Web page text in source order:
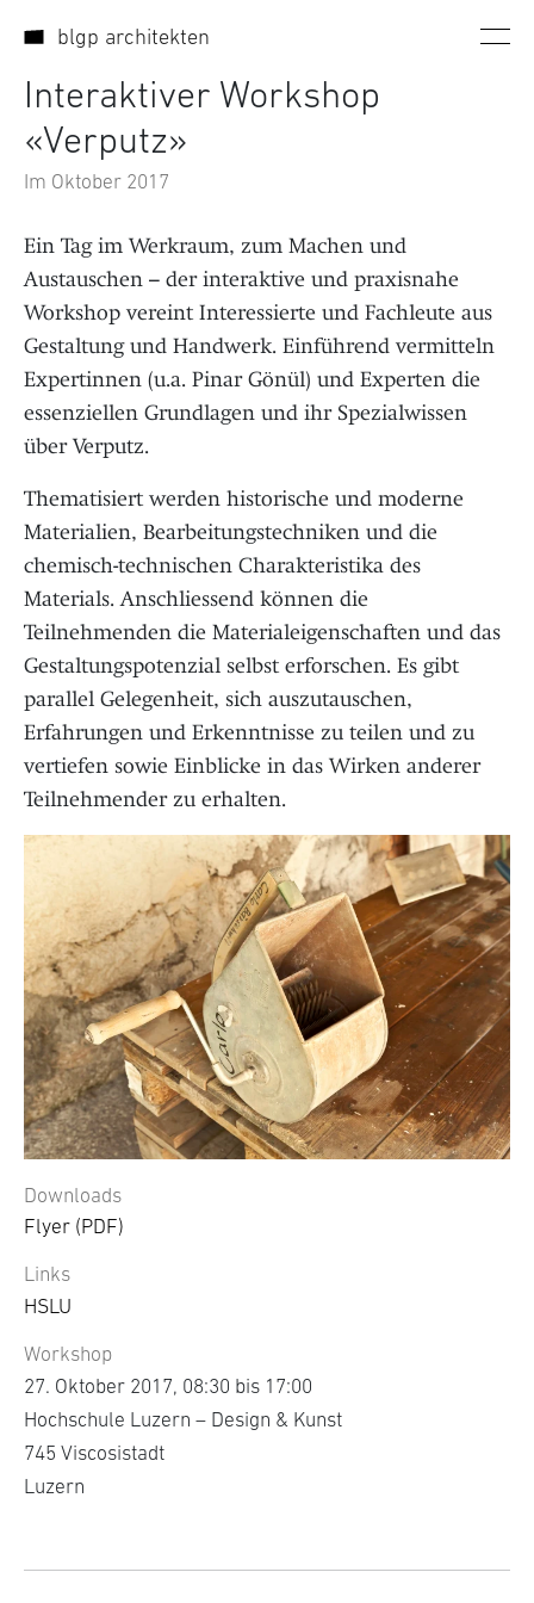
blgp architekten
Interaktiver Workshop
«Verputz»
Im Oktober 2017
Ein Tag im Werkraum, zum Machen und
Austauschen – der interaktive und praxisnahe
Workshop vereint Interessierte und Fachleute aus
Gestaltung und Handwerk. Einführend vermitteln
Expertinnen (u.a. Pinar Gönül) und Experten die
essenziellen Grundlagen und ihr Spezialwissen
über Verputz.
Thematisiert werden historische und moderne
Materialien, Bearbeitungstechniken und die
chemisch-technischen Charakteristika des
Materials. Anschliessend können die
Teilnehmenden die Materialeigenschaften und das
Gestaltungspotenzial selbst erforschen. Es gibt
parallel Gelegenheit, sich auszutauschen,
Erfahrungen und Erkenntnisse zu teilen und zu
vertiefen sowie Einblicke in das Wirken anderer
Teilnehmender zu erhalten.
Downloads
Flyer (PDF)
Links
HSLU
Workshop
27. Oktober 2017, 08:30 bis 17:00
Hochschule Luzern – Design & Kunst
745 Viscosistadt
Luzern